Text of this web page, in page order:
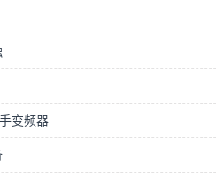
变频器